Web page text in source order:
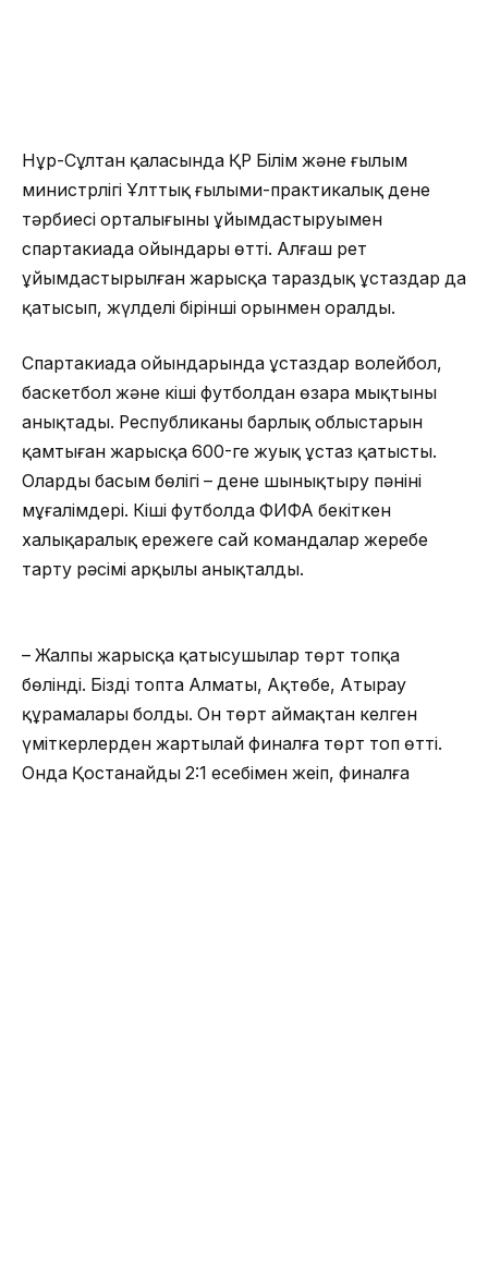
Нұр-Сұлтан қаласында ҚР Білім және ғылым
министрлігі Ұлттық ғылыми-практикалық дене
тәрбиесі орталығының ұйымдастыруымен
спартакиада ойындары өтті. Алғаш рет
ұйымдастырылған жарысқа тараздық ұстаздар да
қатысып, жүлделі бірінші орынмен оралды.
Спартакиада ойындарында ұстаздар волейбол,
баскетбол және кіші футболдан өзара мықтыны
анықтады. Республиканың барлық облыстарын
қамтыған жарысқа 600-ге жуық ұстаз қатысты.
Олардың басым бөлігі – дене шынықтыру пәнінің
мұғалімдері. Кіші футболда ФИФА бекіткен
халықаралық ережеге сай командалар жеребе
тарту рәсімі арқылы анықталды.
– Жалпы жарысқа қатысушылар төрт топқа
бөлінді. Біздің топта Алматы, Ақтөбе, Атырау
құрамалары болды. Он төрт аймақтан келген
үміткерлерден жартылай финалға төрт топ өтті.
Онда Қостанайды 2:1 есебімен жеңіп, финалға